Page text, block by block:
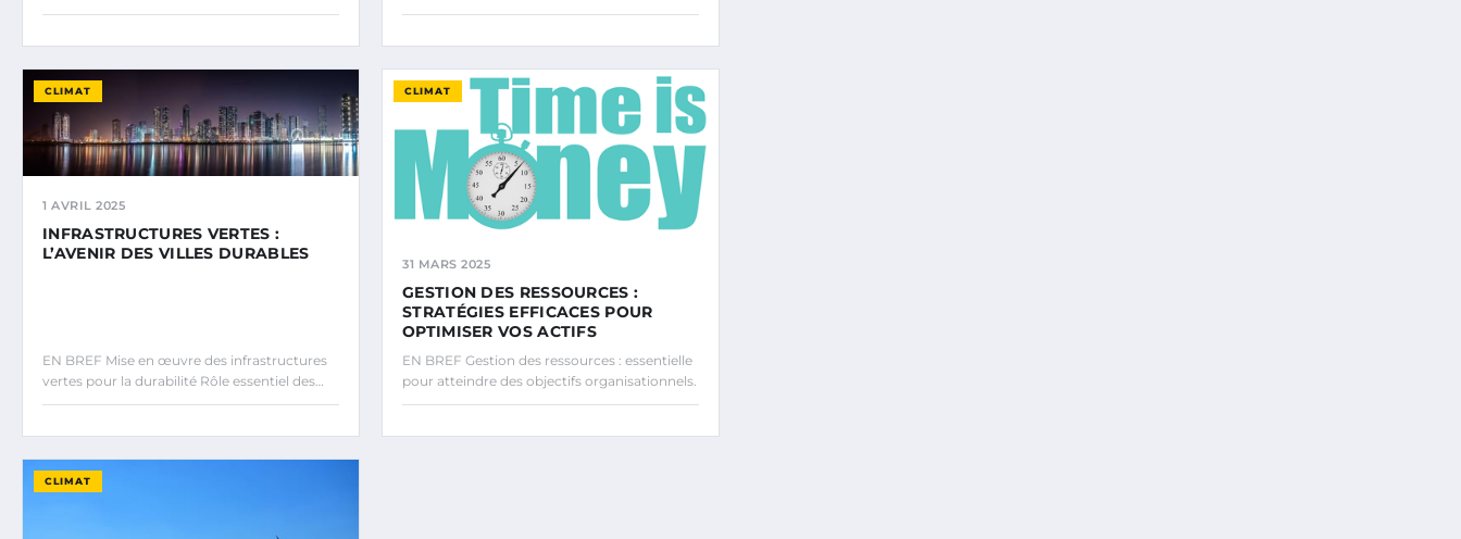
CLIMAT
1 AVRIL 2025
INFRASTRUCTURES VERTES :
L’AVENIR DES VILLES DURABLES
EN BREF Mise en œuvre des infrastructures
vertes pour la durabilité Rôle essentiel des…
CLIMAT
31 MARS 2025
GESTION DES RESSOURCES :
STRATÉGIES EFFICACES POUR
OPTIMISER VOS ACTIFS
EN BREF Gestion des ressources : essentielle
pour atteindre des objectifs organisationnels.
CLIMAT